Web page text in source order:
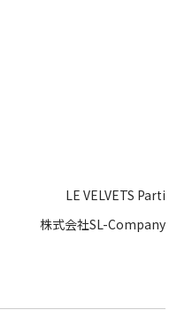
LE VELVETS Parti
株式会社SL-Company